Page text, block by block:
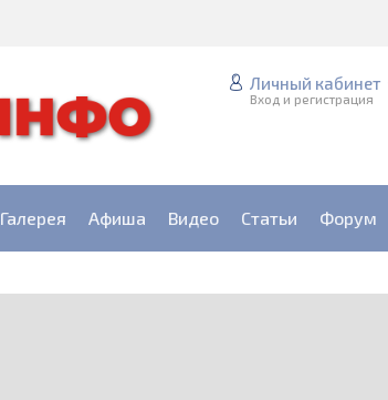
Личный кабинет
Вход и регистрация
Галерея Афиша Видео Статьи Форум